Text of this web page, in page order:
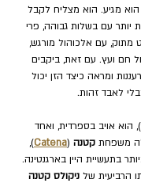
מגיע. הוא מצליח לקבל
יותר עם בשלות גבוהה, פרי
מתוק, עם אלכוהול מורגש,
חם ועץ. עם זאת, ביקבים
ומראה כיצד הזן יכול
לאבד זהות.
), הוא אויב בספרדית, ואחד
משפחת קטנה (
Catena
),
בתעשיית היין בארגנטינה.
ניקולס קטנה